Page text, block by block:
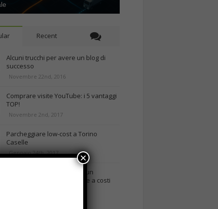
Recent
Alcuni trucchi per avere un blog di
successo
Novembre 22nd, 2016
Comprare visite YouTube: i 5 vantaggi
TOP!
Novembre 2nd, 2017
Parcheggiare low-cost a Torino
Caselle
Gennaio 24th, 2017
Consigli per intraprendere un
business on-line efficiente e a costi
×